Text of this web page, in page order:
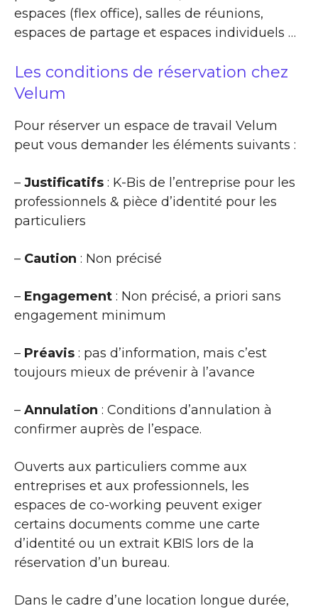
espaces (flex office), salles de réunions,
espaces de partage et espaces individuels …
Les conditions de réservation chez
Velum
Pour réserver un espace de travail Velum
peut vous demander les éléments suivants :
– Justificatifs : K-Bis de l’entreprise pour les
professionnels & pièce d’identité pour les
particuliers
– Caution : Non précisé
– Engagement : Non précisé, a priori sans
engagement minimum
– Préavis : pas d’information, mais c’est
toujours mieux de prévenir à l’avance
– Annulation : Conditions d’annulation à
confirmer auprès de l’espace.
Ouverts aux particuliers comme aux
entreprises et aux professionnels, les
espaces de co-working peuvent exiger
certains documents comme une carte
d’identité ou un extrait KBIS lors de la
réservation d’un bureau.
Dans le cadre d’une location longue durée,